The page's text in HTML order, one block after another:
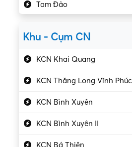
Kiểm soát chất lượng
Kỹ sư cơ khí
Kỹ sư điện
Kỹ thuật cao
Kỹ thuật mạng – IT
Làm bán thời gian
Lao động phổ thông
Tam Đảo
Khu - Cụm CN
KCN Khai Quang
KCN Thăng Long Vĩnh Phúc
KCN Bình Xuyên
KCN Bình Xuyên II
KCN Bá Thiện